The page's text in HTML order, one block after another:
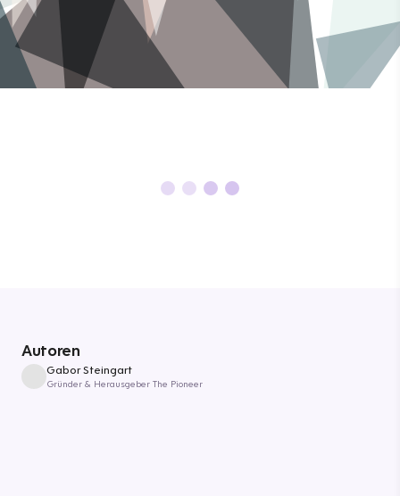
Autoren
Gabor Steingart
Gründer & Herausgeber The Pioneer